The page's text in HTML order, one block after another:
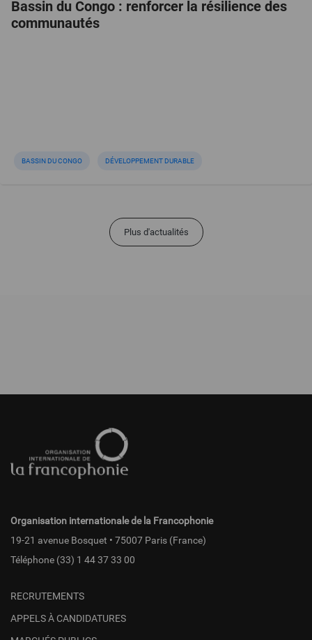
Bassin du Congo : renforcer la résilience des
communautés
BASSIN DU CONGO DÉVELOPPEMENT DURABLE
Plus d'actualités
page
Organisation internationale de la Francophonie
19-21 avenue Bosquet • 75007 Paris (France)
Téléphone (33) 1 44 37 33 00
RECRUTEMENTS
APPELS À CANDIDATURES